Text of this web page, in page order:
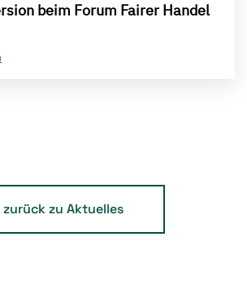
beim Forum Fairer Handel
zurück zu Aktuelles